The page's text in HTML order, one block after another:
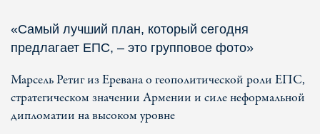
«Самый лучший план, который сегодня
предлагает ЕПС, – это групповое фото»
Марсель Ретиг из Еревана о геополитической роли ЕПС,
стратегическом значении Армении и силе неформальной
дипломатии на высоком уровне